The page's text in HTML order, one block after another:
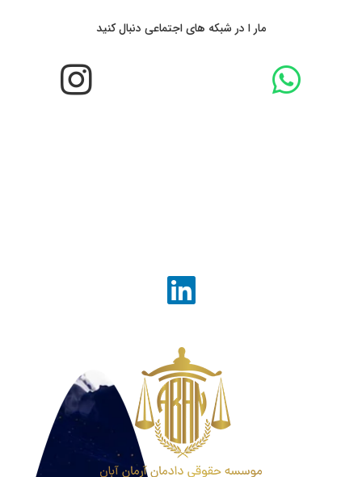
مار ا در شبکه های اجتماعی دنبال کنید